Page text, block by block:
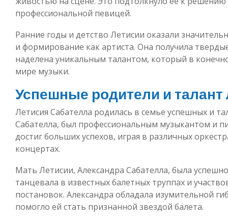
профессиональной певицей.
Ранние годы и детство Летисии оказали
и формирование как артиста. Она получила
наделена уникальным талантом, который в
мире музыки.
Успешные родители и талант
Летисия Сабателла родилась в семье успешных и
Сабателла, был профессиональным музыкантом и
достиг больших успехов, играя в различных
концертах.
Мать Летисии, Александра Сабателла, была
танцевала в известных балетных труппах и
постановок. Александра обладала изумительной
помогло ей стать признанной звездой балета.